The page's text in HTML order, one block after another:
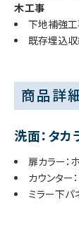
木工事
下地補強
既存埋込収
商品詳
洗面：タカ
扉カラー：
カウンター
ミラー下パ